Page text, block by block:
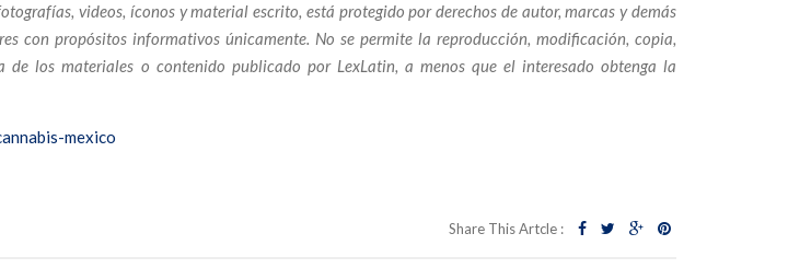
videos, íconos y material escrito, está protegido por derechos de autor, marcas y demás
con propósitos informativos únicamente. No se permite la reproducción, modificación, copia,
los materiales o contenido publicado por LexLatin, a menos que el interesado obtenga la
mexico
Share This Artcle :